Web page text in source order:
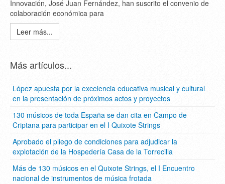
Innovación, José Juan Fernández, han suscrito el convenio de
colaboración económica para
Leer más...
Más artículos...
López apuesta por la excelencia educativa musical y cultural
en la presentación de próximos actos y proyectos
130 músicos de toda España se dan cita en Campo de
Criptana para participar en el I Quixote Strings
Aprobado el pliego de condiciones para adjudicar la
explotación de la Hospedería Casa de la Torrecilla
Más de 130 músicos en el Quixote Strings, el I Encuentro
nacional de instrumentos de música frotada